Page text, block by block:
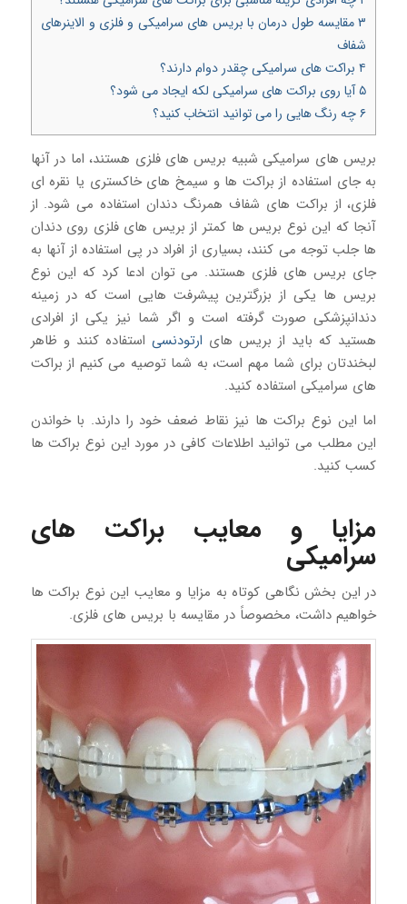
۳مقایسه طول درمان با بریس های سرامیکی و فلزی و الاینرهای
شفاف
۴براکت های سرامیکی چقدر دوام دارند؟
۵آیا روی براکت های سرامیکی لکه ایجاد می شود؟
۶چه رنگ هایی را می توانید انتخاب کنید؟
بریس های سرامیکی شبیه بریس های فلزی هستند، اما در آنها
به جای استفاده از براکت ها و سیمخ های خاکستری یا نقره ای
فلزی، از براکت های شفاف همرنگ دندان استفاده می شود. از
آنجا که این نوع بریس ها کمتر از بریس های فلزی روی دندان
ها جلب توجه می کنند، بسیاری از افراد در پی استفاده از آنها به
جای بریس های فلزی هستند. می توان ادعا کرد که این نوع
بریس ها یکی از بزرگترین پیشرفت هایی است که در زمینه
دندانپزشکی صورت گرفته است و اگر شما نیز یکی از افرادی
هستید که باید از بریس های ارتودنسی استفاده کنند و ظاهر
لبخندتان برای شما مهم است، به شما توصیه می کنیم از براکت
های سرامیکی استفاده کنید.
اما این نوع براکت ها نیز نقاط ضعف خود را دارند. با خواندن
این مطلب می توانید اطلاعات کافی در مورد این نوع براکت ها
کسب کنید.
مزایا و معایب براکت های
سرامیکی
در این بخش نگاهی کوتاه به مزایا و معایب این نوع براکت ها
خواهیم داشت، مخصوصاً در مقایسه با بریس های فلزی.